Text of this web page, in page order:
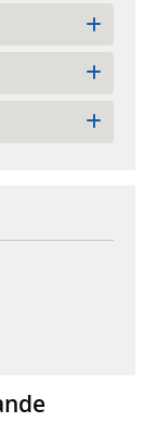
webbplats,